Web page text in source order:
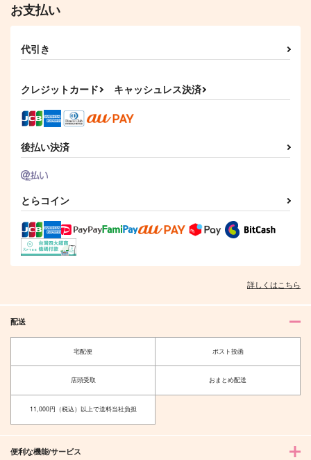
お支払い
代引き
クレジットカード キャッシュレス決済
後払い決済
とらコイン
詳しくはこちら
配送
宅配便 ポスト投函
店頭受取 おまとめ配送
11,000円（税込）以上で送料当社負担
便利な機能/サービス